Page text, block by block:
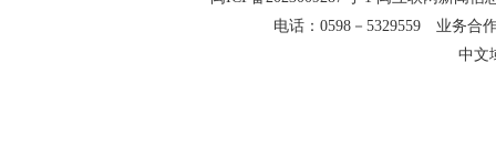
电话：0598－5329559 业务合
中文